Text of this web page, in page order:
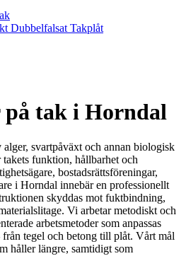
Dubbelfalsat Takplåt
på tak i Horndal
svartpåväxt och annan biologisk
funktion, hållbarhet och
bostadsrättsföreningar,
i Horndal innebär en professionellt
skyddas mot fuktbindning,
Vi arbetar metodiskt och
arbetsmetoder som anpassas
tegel och betong till plåt. Vårt mål
håller längre, samtidigt som